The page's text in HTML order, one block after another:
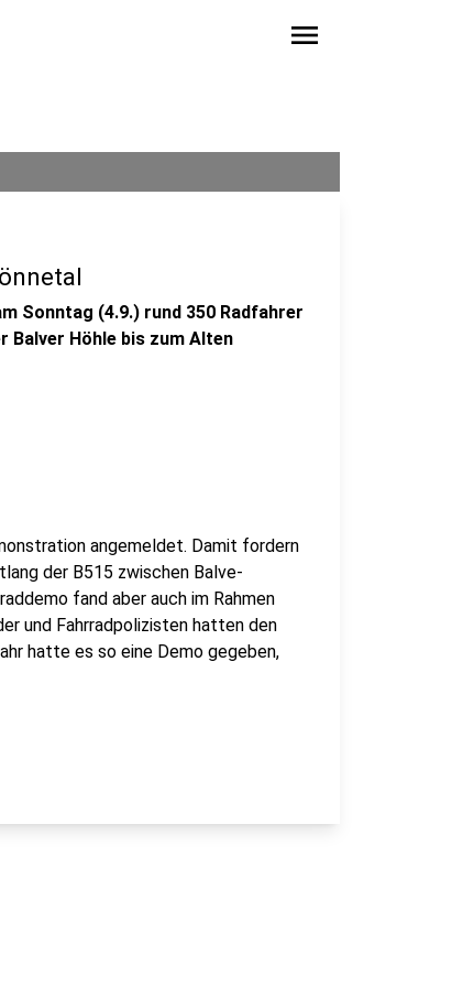
menu
Sonntag (4.9.) rund 350 Radfahrer
Balver Höhle bis zum Alten
angemeldet. Damit fordern
der B515 zwischen Balve-
fand aber auch im Rahmen
und Fahrradpolizisten hatten den
hatte es so eine Demo gegeben,